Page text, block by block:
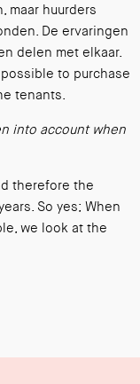
maar huurders
De ervaringen
delen met elkaar.
to purchase
tenants.
into account when
therefore the
So yes; When
we look at the